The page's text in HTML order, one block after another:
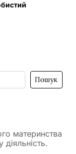
Пошук
материнства